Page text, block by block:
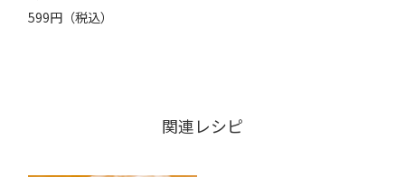
599円（税込）
関連レシピ